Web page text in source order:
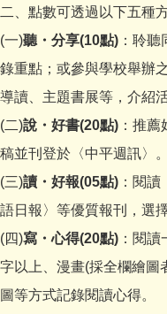
二、點數可透過以下五種
(一)聽・分享(10點) ：聆
錄重點；或參與學校舉辦
導讀、主題書展等，介紹
(二)說・好書(20點) ：推
稿並刊登於〈中平週訊〉。
(三)讀・好報(05點) ：閱
語日報〉等優質報刊，選
(四)寫・心得(20點) ：閱
字以上、漫畫(採全欄繪圖
圖等方式記錄閱讀心得。